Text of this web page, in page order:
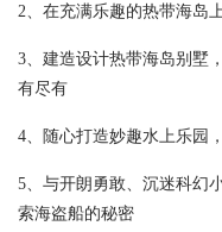
2、在充满乐趣的热带海岛
3、建造设计热带海岛别墅
有尽有
4、随心打造妙趣水上乐园
5、与开朗勇敢、沉迷科幻
索海盗船的秘密